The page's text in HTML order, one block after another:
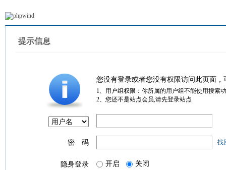
提示信息
您没有登录或者您没有权限访问此页面
1、用户组权限：你所属的用户组不能使用搜索
2、您还不是站点会员,请先登录站点
密 码 找
隐身登录 开启 关闭